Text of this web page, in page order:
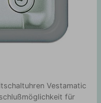
Vestamatic
für